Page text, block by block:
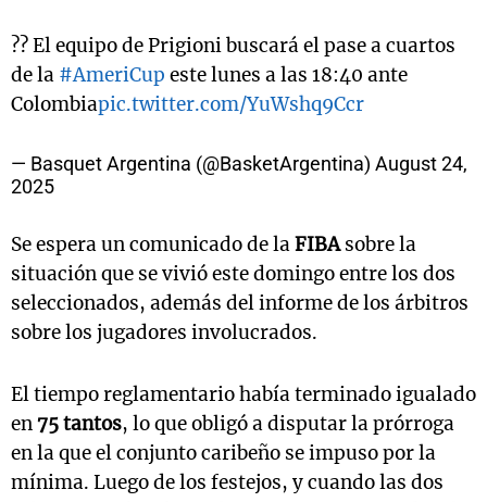
?? El equipo de Prigioni buscará el pase a cuartos
de la #AmeriCup este lunes a las 18:40 ante
Colombiapic.twitter.com/YuWshq9Ccr
— Basquet Argentina (@BasketArgentina) August 24,
2025
Se espera un comunicado de laFIBAsobre la
situación que se vivió este domingo entre los dos
seleccionados, además del informe de los árbitros
sobre los jugadores involucrados.
El tiempo reglamentario había terminado igualado
en75 tantos, lo que obligó a disputar la prórroga
en la que el conjunto caribeño se impuso por la
mínima. Luego de los festejos, y cuando las dos